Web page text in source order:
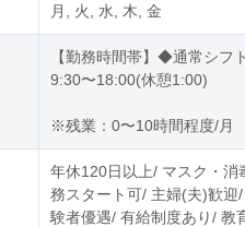
月, 火, 水, 木, 金
【勤務時間帯】◆通常シフ
9:30〜18:00(休憩1:00)
※残業：0〜10時間程度/月
年休120日以上/ マスク・消
務スタート可/ 主婦(夫)歓迎
験者優遇/ 有給制度あり/ 教